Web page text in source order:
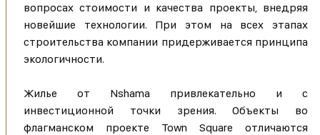
вопросах стоимости и качества проекты, внедряя
новейшие технологии. При этом на всех этапах
строительства компании придерживается принципа
экологичности.
Жилье от Nshama привлекательно и с
инвестиционной точки зрения. Объекты во
флагманском проекте Town Square отличаются